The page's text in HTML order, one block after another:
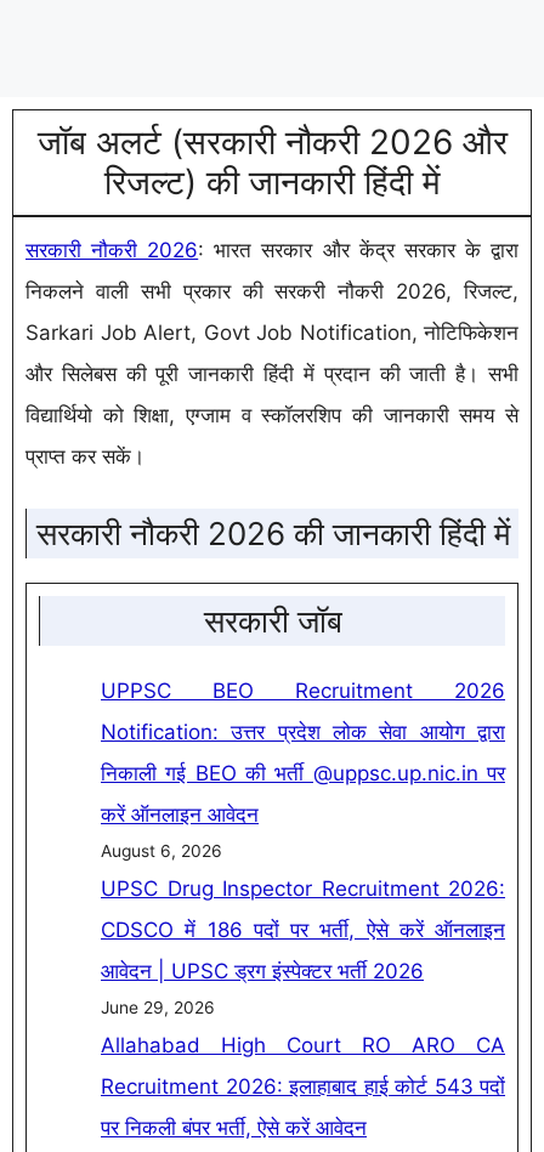
जॉब अलर्ट (सरकारी नौकरी 2026 और
रिजल्ट) की जानकारी हिंदी में
सरकारी नौकरी 2026: भारत सरकार और केंद्र सरकार के द्वारा
निकलने वाली सभी प्रकार की सरकरी नौकरी 2026, रिजल्ट,
Sarkari Job Alert, Govt Job Notification, नोटिफिकेशन
और सिलेबस की पूरी जानकारी हिंदी में प्रदान की जाती है। सभी
विद्यार्थियो को शिक्षा, एग्जाम व स्कॉलरशिप की जानकारी समय से
प्राप्त कर सकें।
सरकारी नौकरी 2026 की जानकारी हिंदी में
सरकारी जॉब
UPPSC BEO Recruitment 2026
Notification: उत्तर प्रदेश लोक सेवा आयोग द्वारा
निकाली गई BEO की भर्ती @uppsc.up.nic.in पर
करें ऑनलाइन आवेदन
August 6, 2026
UPSC Drug Inspector Recruitment 2026:
CDSCO में 186 पदों पर भर्ती, ऐसे करें ऑनलाइन
आवेदन | UPSC ड्रग इंस्पेक्टर भर्ती 2026
June 29, 2026
Allahabad High Court RO ARO CA
Recruitment 2026: इलाहाबाद हाई कोर्ट 543 पदों
पर निकली बंपर भर्ती, ऐसे करें आवेदन